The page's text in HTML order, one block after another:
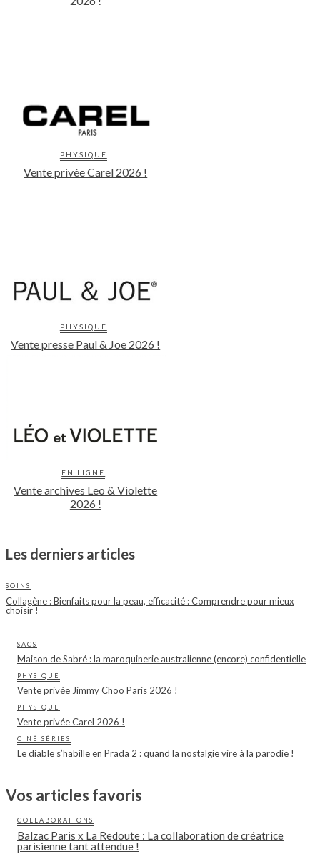
PHYSIQUE
Vente privée Carel 2026 !
PHYSIQUE
Vente presse Paul & Joe 2026 !
EN LIGNE
Vente archives Leo & Violette
2026 !
Les derniers articles
SOINS
Collagène : Bienfaits pour la peau, efficacité : Comprendre pour mieux
choisir !
SACS
Maison de Sabré : la maroquinerie australienne (encore) confidentielle
PHYSIQUE
Vente privée Jimmy Choo Paris 2026 !
PHYSIQUE
Vente privée Carel 2026 !
CINÉ SÉRIES
Le diable s’habille en Prada 2 : quand la nostalgie vire à la parodie !
Vos articles favoris
COLLABORATIONS
Balzac Paris x La Redoute : La collaboration de créatrice
parisienne tant attendue !